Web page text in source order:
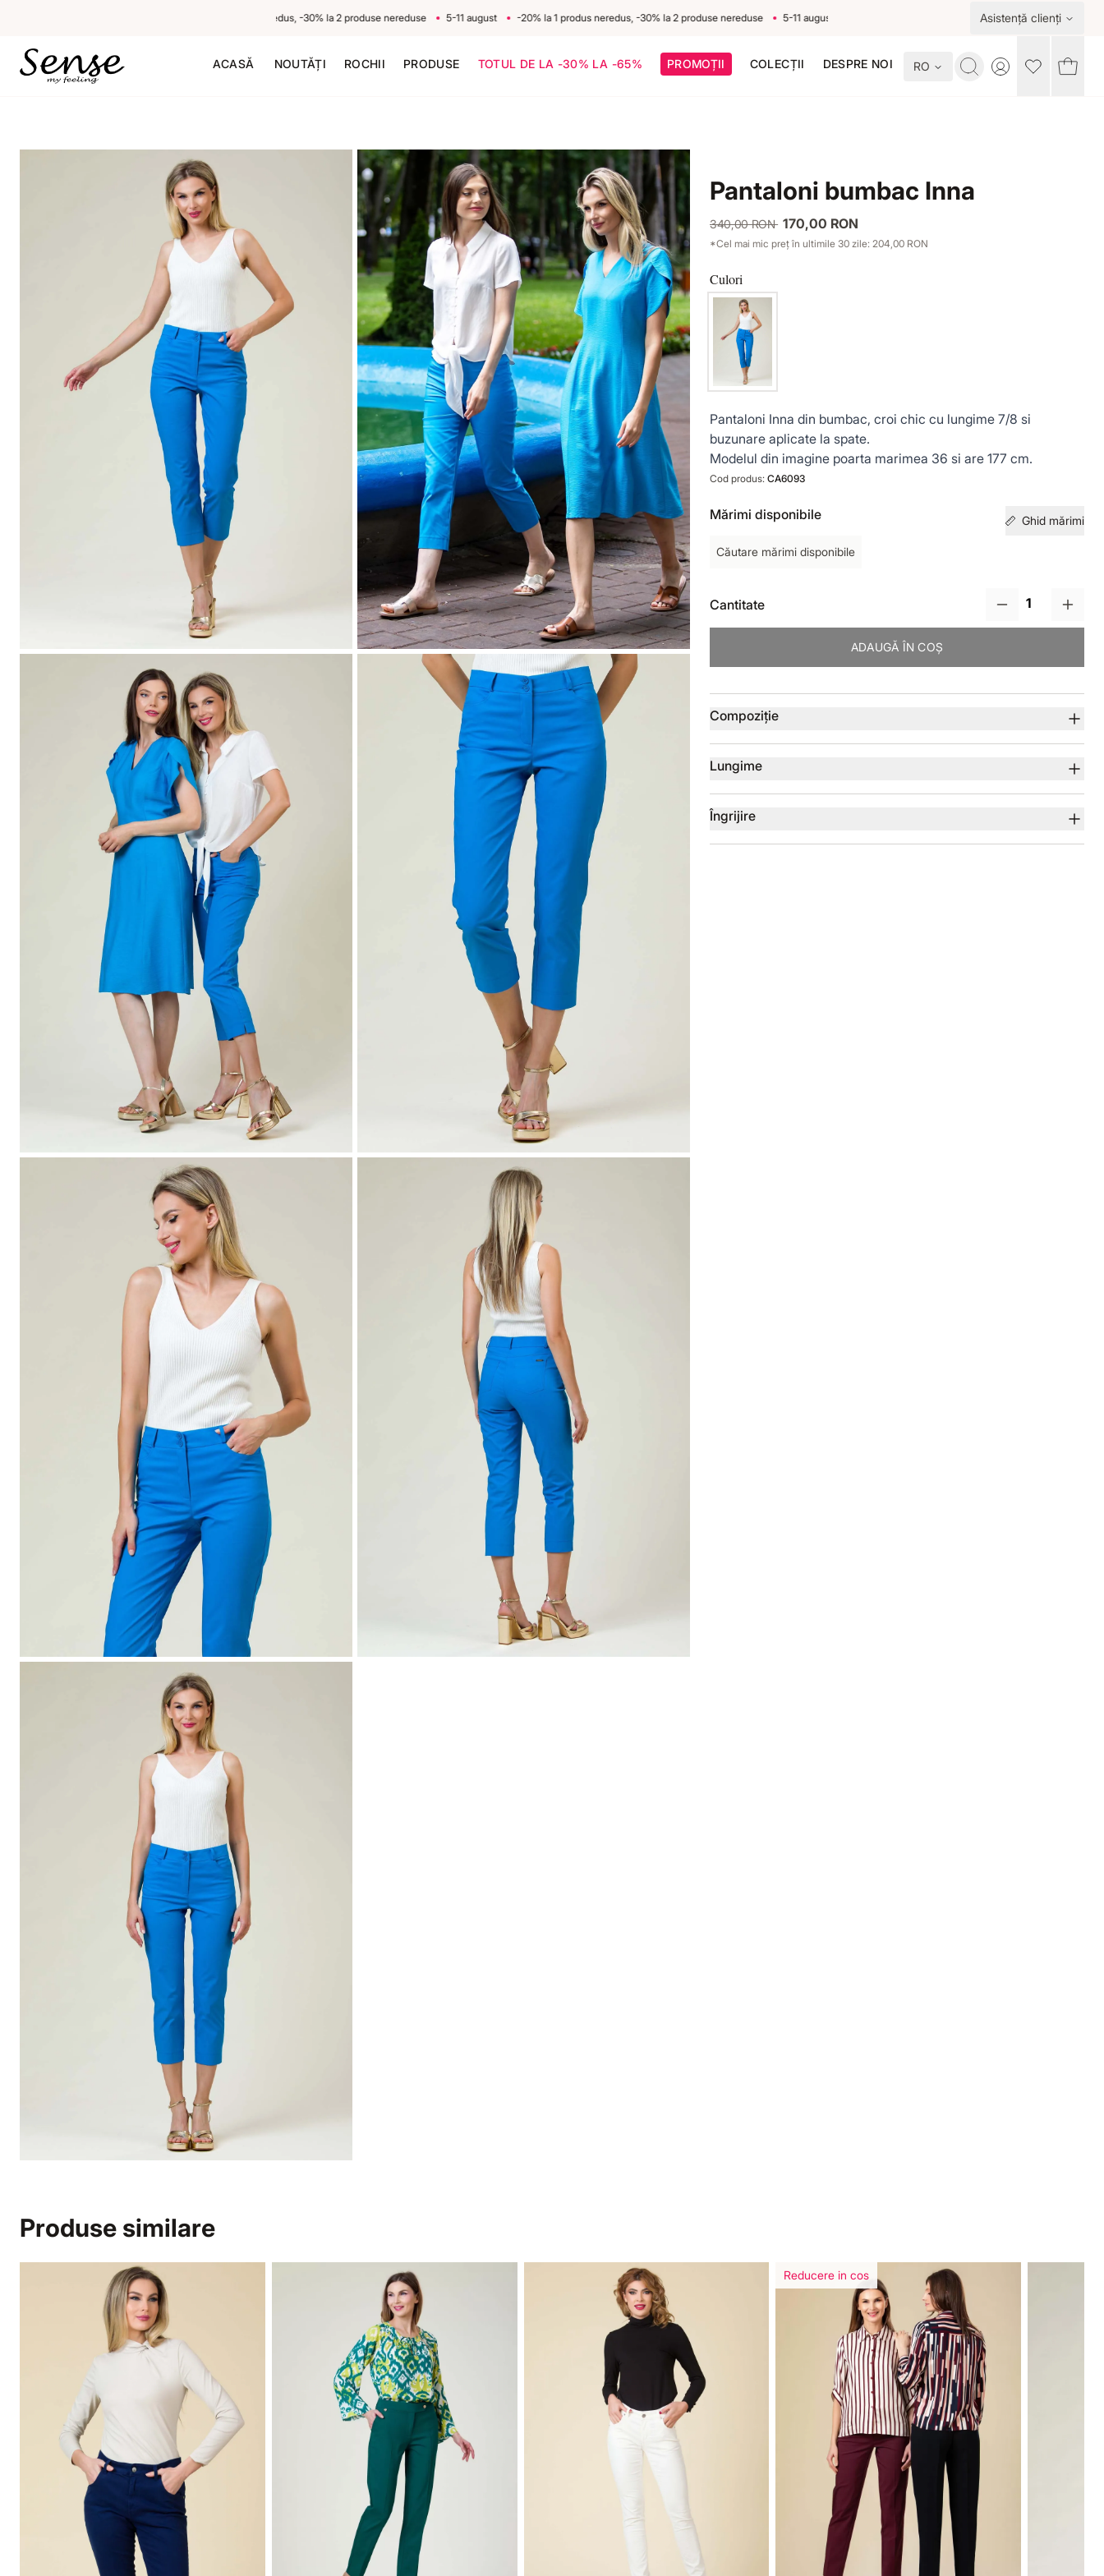
-20% la 1 produs neredus, -30% la 2 produse nereduse 5-11 august -20% la 1 produs neredus, -30% la 2 produse nereduse 5-11 august Asistență clienți
ACASĂ NOUTĂȚI ROCHII PRODUSE TOTUL DE LA -30% LA -65% PROMOȚII COLECȚII DESPRE NOI RO Toggle account
Pantaloni bumbac Inna
340,00 RON 170,00 RON
*Cel mai mic preț în ultimile 30 zile: 204,00 RON
Culori
Pantaloni Inna din bumbac, croi chic cu lungime 7/8 si
buzunare aplicate la spate.
Modelul din imagine poarta marimea 36 si are 177 cm.
Cod produs: CA6093
Mărimi disponibile Ghid mărimi
Căutare mărimi disponibile
Cantitate
ADAUGĂ ÎN COȘ
Compoziție
Lungime
Îngrijire
Produse similare
Reducere in cos